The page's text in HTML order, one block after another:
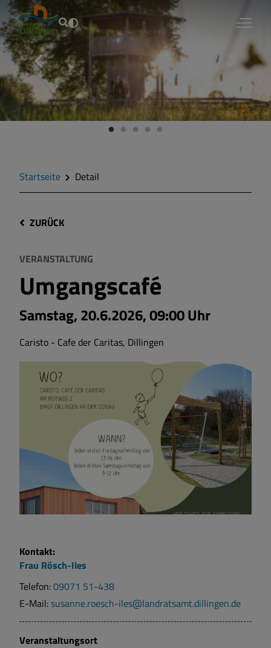
Fouad Vollmer
Startseite Detail
ZURÜCK
VERANSTALTUNG
Umgangscafé
Samstag, 20.6.2026, 09:00 Uhr
Caristo - Cafe der Caritas, Dillingen
Landratsamt Dillingen
Kontakt:
Frau Rösch-Iles
Telefon:09071 51-438
E-Mail:susanne.roesch-iles@landratsamt.dillingen.de
Veranstaltungsort